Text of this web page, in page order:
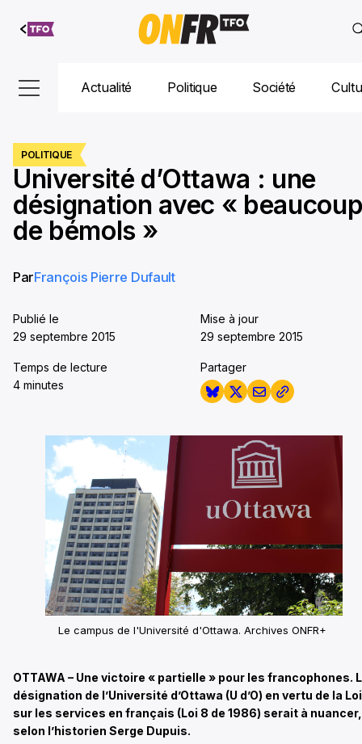
Aller au
contenu
Actualité Politique Société
POLITIQUE
Université d’Ottawa : une
désignation avec «
de bémols »
ParFrançois Pierre Dufault
Publié le
29 septembre 2015
Mise à jour
29 septembre 2015
Temps de lecture
4 minutes
Partager
Le campus de l'Université d'Ottawa. Archives ONFR+
OTTAWA – Une victoire « partielle » pour les francophones.
désignation de l’Université d’Ottawa (U d’O) en vertu de la Loi
sur les services en français (Loi 8 de 1986) serait à nuancer,
selon l’historien Serge Dupuis.